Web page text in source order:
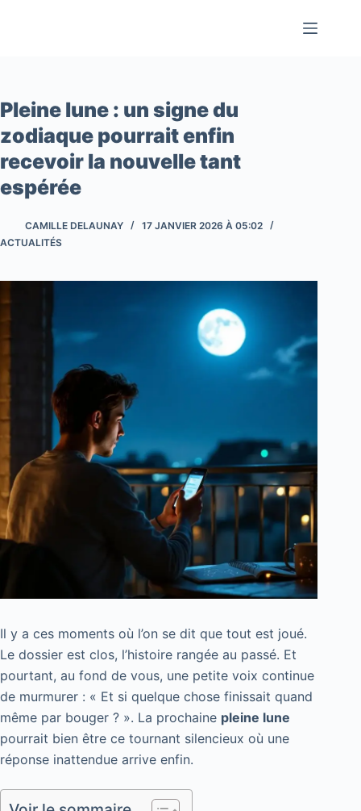
Pleine lune : un signe du
zodiaque pourrait enfin
recevoir la nouvelle tant
espérée
CAMILLE DELAUNAY
17 JANVIER 2026 À 05:02
ACTUALITÉS
Il y a ces moments où l’on se dit que tout est joué.
Le dossier est clos, l’histoire rangée au passé. Et
pourtant, au fond de vous, une petite voix continue
de murmurer : « Et si quelque chose finissait quand
même par bouger ? ». La prochaine pleine lune
pourrait bien être ce tournant silencieux où une
réponse inattendue arrive enfin.